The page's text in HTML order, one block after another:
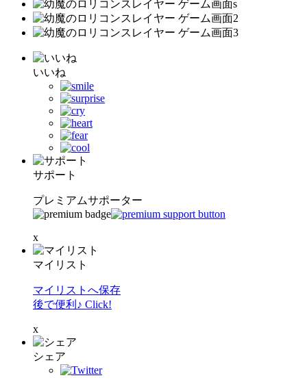
いいね
サポート
プレミアムサポーター
x
マイリスト
マイリストへ保存
後で便利♪ Click!
x
シェア